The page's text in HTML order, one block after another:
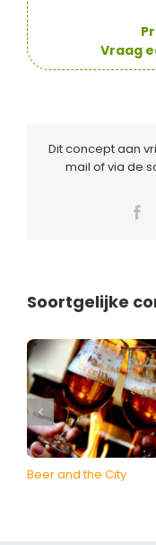
Vraag
Dit concept aan
mail of via de
Soortgelijke
Beer and the City